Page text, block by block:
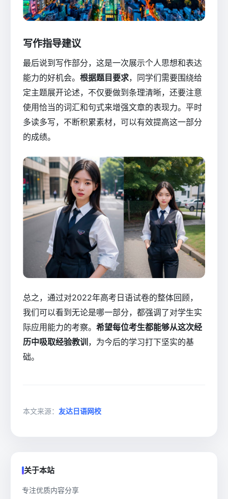
写作指导建议
最后说到写作部分，这是一次展示个人思想和表达
能力的好机会。 根据题目要求，同学们需要围绕给
定主题展开论述，不仅要做到条理清晰，还要注意
使用恰当的词汇和句式来增强文章的表现力。平时
多读多写，不断积累素材，可以有效提高这一部分
的成绩。
总之，通过对2022年高考日语试卷的整体回顾，
我们可以看到无论是哪一部分，都强调了对学生实
际应用能力的考察。 希望每位考生都能够从这次经
历中吸取经验教训 ，为今后的学习打下坚实的基
础。
本文来源： 友达日语网校
关于本站
专注优质内容分享